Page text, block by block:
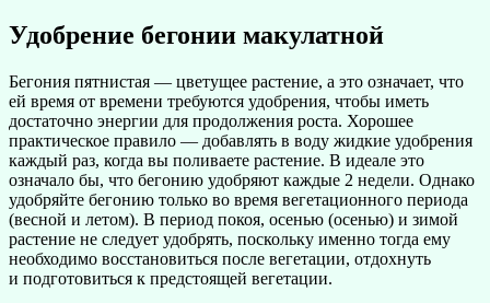
Удобрение бегонии макулатной
Бегония пятнистая — цветущее растение, а это означает, что
ей время от времени требуются удобрения, чтобы иметь
достаточно энергии для продолжения роста. Хорошее
практическое правило — добавлять в воду жидкие удобрения
каждый раз, когда вы поливаете растение. В идеале это
означало бы, что бегонию удобряют каждые 2 недели. Однако
удобряйте бегонию только во время вегетационного периода
(весной и летом). В период покоя, осенью (осенью) и зимой
растение не следует удобрять, поскольку именно тогда ему
необходимо восстановиться после вегетации, отдохнуть
и подготовиться к предстоящей вегетации.